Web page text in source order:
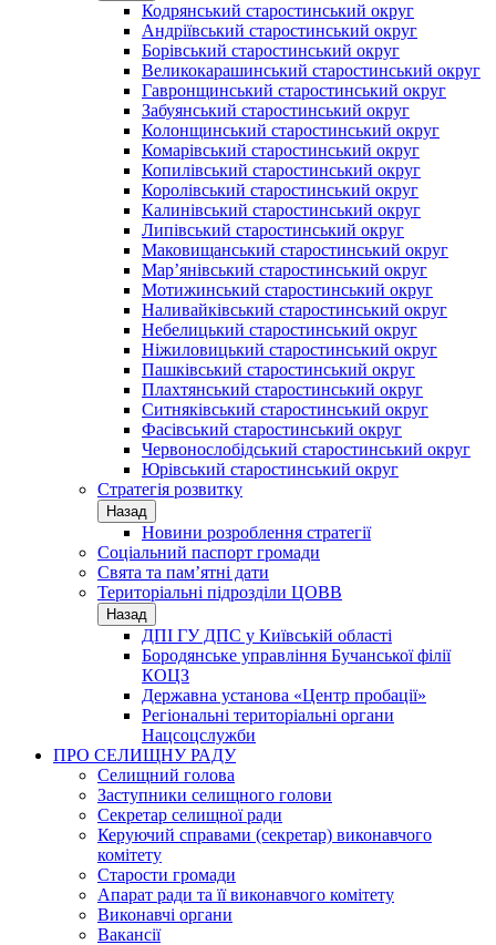
Кодрянський старостинський округ
Андріївський старостинський округ
Борівський старостинський округ
Великокарашинський старостинський округ
Гавронщинський старостинський округ
Забуянський старостинський округ
Колонщинський старостинський округ
Комарівський старостинський округ
Копилівський старостинський округ
Королівський старостинський округ
Калинівський старостинський округ
Липівський старостинський округ
Маковищанський старостинський округ
Мар’янівський старостинський округ
Мотижинський старостинський округ
Наливайківський старостинський округ
Небелицький старостинський округ
Ніжиловицький старостинський округ
Пашківський старостинський округ
Плахтянський старостинський округ
Ситняківський старостинський округ
Фасівський старостинський округ
Червонослобідський старостинський округ
Юрівський старостинський округ
Стратегія розвитку
Назад
Новини розроблення стратегії
Соціальний паспорт громади
Свята та пам’ятні дати
Територіальні підрозділи ЦОВВ
Назад
ДПІ ГУ ДПС у Київській області
Бородянське управління Бучанської філії
КОЦЗ
Державна установа «Центр пробації»
Регіональні територіальні органи
Нацсоцслужби
ПРО СЕЛИЩНУ РАДУ
Селищний голова
Заступники селищного голови
Секретар селищної ради
Керуючий справами (секретар) виконавчого
комітету
Старости громади
Апарат ради та її виконавчого комітету
Виконавчі органи
Вакансії